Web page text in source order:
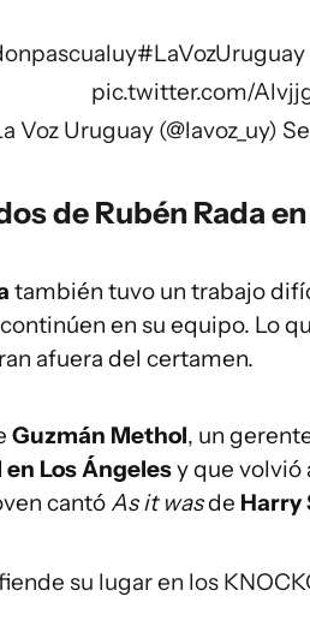
#LaVozUruguay
pic.twitter.com/
Voz Uruguay (@lavoz_uy)
de Rubén Rada
también tuvo un trabajo
en su equipo. Lo
afuera del certamen.
Guzmán Methol, un
Los Ángelesy que volvió
cantó As it wasde Harry
su lugar en los